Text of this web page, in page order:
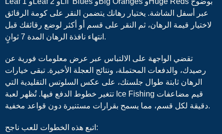
عبر أسفل الشاشة. يختيار رهانك يتضمن النقر على كومة الرقائق
لاختيار قيمة الرهان، ثم النقر على قسم أو أكثر لوضع رقائقك قبل
انتهاء نافذة الرهان المدة 7 ثوانٍ.
تقضي الواجهة على الالتباس عبر عرض معلومات فورية عن
رصيدك، والدفعات المحتملة، ونتائج العجلة الأخيرة. تبقى خيارات
الرهان ثابتة طوال جلستك، على عكس السلوتس التقليدية التي
تتغير خطوط الدفع فيها. تُظهر لعبة Ice Fishing قيم مضاعفات
دقيقة لكل قسم، مما يسمح بقرارات مستنيرة دون قواعد مخفية.
اتبع هذه الخطوات للعب ناجح: